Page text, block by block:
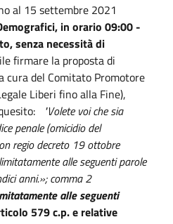
al 15 settembre 2021
in orario 09:00 -
senza necessità di
firmare la proposta di
cura del Comitato Promotore
Liberi fino alla Fine),
"Volete voi che sia
penale (omicidio del
regio decreto 19 ottobre
alle seguenti parole
anni.»; comma 2
alle seguenti
579 c.p. e relative